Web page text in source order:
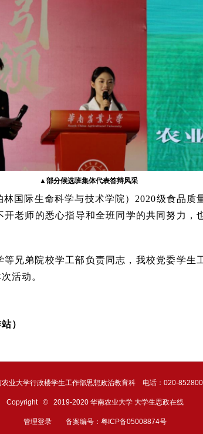
▲部分候选班集体代表答辩风采
国际生命科学与技术学院）2020级食品质
老师的悉心指导和全班同学的共同努力，
等兄弟院校学工部负责同志，我校党委学生
活动。
）
农业大学行政楼学生工作部思想政治教育科 电话：020-
Copyright © 2019-2020 华南农业大学 大学生思政在线
管理登录 备案编号：粤ICP备05008874号